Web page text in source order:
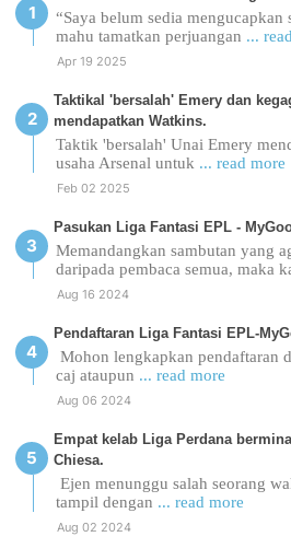
“Saya belum sedia mengucapkan
mahu tamatkan perjuangan ...
Apr 19 2025
Taktikal 'bersalah' Emery dan
mendapatkan Watkins.
Taktik 'bersalah' Unai Emery
usaha Arsenal untuk ... read more
Feb 02 2025
Pasukan Liga Fantasi EPL -
Memandangkan sambutan yang
daripada pembaca semua, maka
Aug 16 2024
Pendaftaran Liga Fantasi EPL-
Mohon lengkapkan pendaftaran
caj ataupun ... read more
Aug 06 2024
Empat kelab Liga Perdana
Chiesa.
Ejen menunggu salah seorang
tampil dengan ... read more
Aug 02 2024